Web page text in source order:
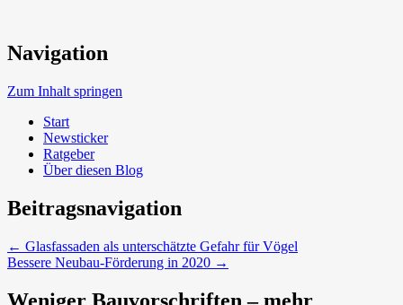
Umweltbewusst Bauen
Neue Trends beim Bauen der Zukunft
Navigation
Zum Inhalt springen
Start
Newsticker
Ratgeber
Über diesen Blog
Beitragsnavigation
← Glasfassaden als unterschätzte Gefahr für Vögel
Bessere Neubau-Förderung in 2020 →
Weniger Bauvorschriften – mehr